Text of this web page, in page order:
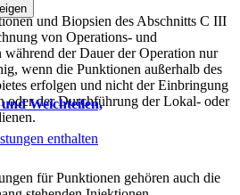
und Biopsien des Abschnitts C III
von Operations- und
während der Dauer der Operation nur
wenn die Punktionen außerhalb des
erfolgen und nicht der Einbringung
oder der Durchführung der Lokal- oder
für Punktionen gehören auch die
Weichteilen,
enthalten